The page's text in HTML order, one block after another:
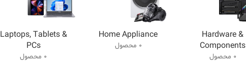
Hardware &
Components
0 محصول
Home Appliance
0 محصول
Laptops, Tablets &
PCs
0 محصول